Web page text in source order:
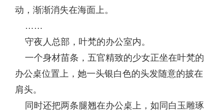
动，渐渐消失在海面上。
……
守夜人总部，叶梵的办公室内。
一个身材苗条，五官精致的少女正坐在叶梵的
办公桌位置上，她一头银白色的头发随意的披在
肩头。
同时还把两条腿翘在办公桌上，如同白玉雕琢